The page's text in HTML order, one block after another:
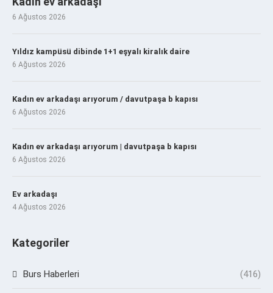
6 Ağustos 2026
Yıldız kampüsü dibinde 1+1 eşyalı kiralık daire
6 Ağustos 2026
Kadın ev arkadaşı arıyorum / davutpaşa b kapısı
6 Ağustos 2026
Kadın ev arkadaşı arıyorum | davutpaşa b kapısı
6 Ağustos 2026
Ev arkadaşı
4 Ağustos 2026
Kategoriler
Burs Haberleri (416)